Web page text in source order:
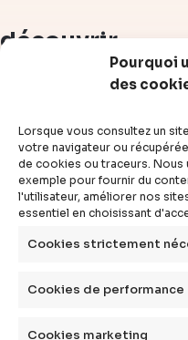
Pourquoi
des
Lorsque vous consultez un
votre navigateur ou
de cookies ou traceurs. Nous
exemple pour fournir du
l'utilisateur, améliorer nos
essentiel en choisissant
Cookies strictement
Cookies de performance
Cookies marketing
découvrir
dossiers
experts
compléments
questions
définitions
livres